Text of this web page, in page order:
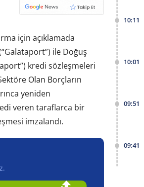
için açıklamada
ile Doğuş
kredi sözleşmeleri
Olan Borçların
yeniden
veren taraflarca bir
imzalandı.
10:11
10:01
09:51
09:41